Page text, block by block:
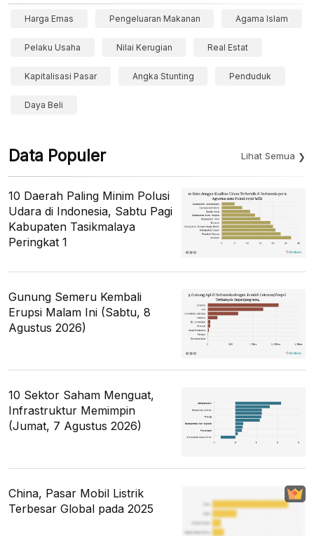
Harga Emas Pengeluaran Makanan Agama Islam
Pelaku Usaha Nilai Kerugian Real Estat
Kapitalisasi Pasar Angka Stunting Penduduk
Daya Beli
Data Populer Lihat Semua
10 Daerah Paling Minim Polusi
Udara di Indonesia, Sabtu Pagi
Kabupaten Tasikmalaya
Peringkat 1
Gunung Semeru Kembali
Erupsi Malam Ini (Sabtu, 8
Agustus 2026)
10 Sektor Saham Menguat,
Infrastruktur Memimpin
(Jumat, 7 Agustus 2026)
China, Pasar Mobil Listrik
Terbesar Global pada 2025